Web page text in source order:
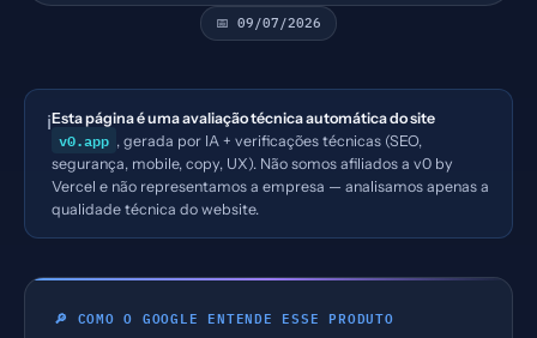
📅 09/07/2026
ℹ️Esta página é uma avaliação técnica automática do site
v0.app , gerada por IA + verificações técnicas (SEO,
segurança, mobile, copy, UX). Não somos afiliados a v0 by
Vercel e não representamos a empresa — analisamos apenas a
qualidade técnica do website.
🔎 COMO O GOOGLE ENTENDE ESSE PRODUTO